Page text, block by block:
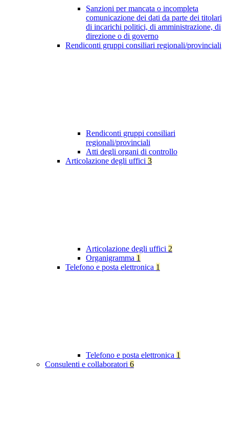
Sanzioni per mancata o incompleta
comunicazione dei dati da parte dei titolari
di incarichi politici, di amministrazione, di
direzione o di governo
Rendiconti gruppi consiliari regionali/provinciali
Rendiconti gruppi consiliari
regionali/provinciali
Atti degli organi di controllo
Articolazione degli uffici 3
Articolazione degli uffici 2
Organigramma 1
Telefono e posta elettronica 1
Telefono e posta elettronica 1
Consulenti e collaboratori 6